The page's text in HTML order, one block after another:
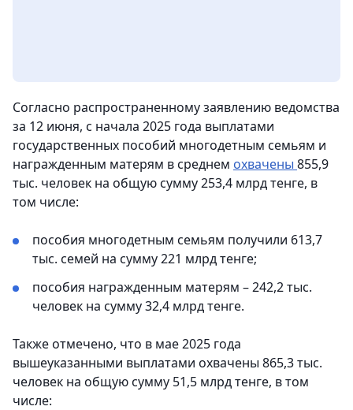
Согласно распространенному заявлению ведомства
за 12 июня, с начала 2025 года выплатами
государственных пособий многодетным семьям и
награжденным матерям в среднем охвачены 855,9
тыс. человек на общую сумму 253,4 млрд тенге, в
том числе:
пособия многодетным семьям получили 613,7
тыс. семей на сумму 221 млрд тенге;
пособия награжденным матерям – 242,2 тыс.
человек на сумму 32,4 млрд тенге.
Также отмечено, что в мае 2025 года
вышеуказанными выплатами охвачены 865,3 тыс.
человек на общую сумму 51,5 млрд тенге, в том
числе: